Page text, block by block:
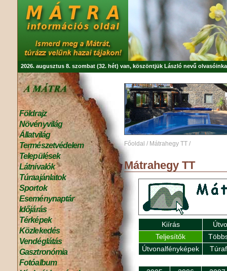
2026. augusztus 8. szombat (32. hét) van, köszöntjük László nevű
Földrajz
Növényvilág
Állatvilág
Természetvédelem
Települések
Látnivalók
Túraajánlatok
Sportok
Eseménynaptár
Időjárás
Térképek
Közlekedés
Vendéglátás
Gasztronómia
Fotóalbum
Főoldal / Mátrahegy TT /
Mátrahegy TT
Kiírás
Teljesítők
Útvonalfényképek